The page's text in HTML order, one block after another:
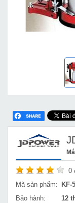
0
Mã sản phẩm:
KF-
Bảo hành:
12